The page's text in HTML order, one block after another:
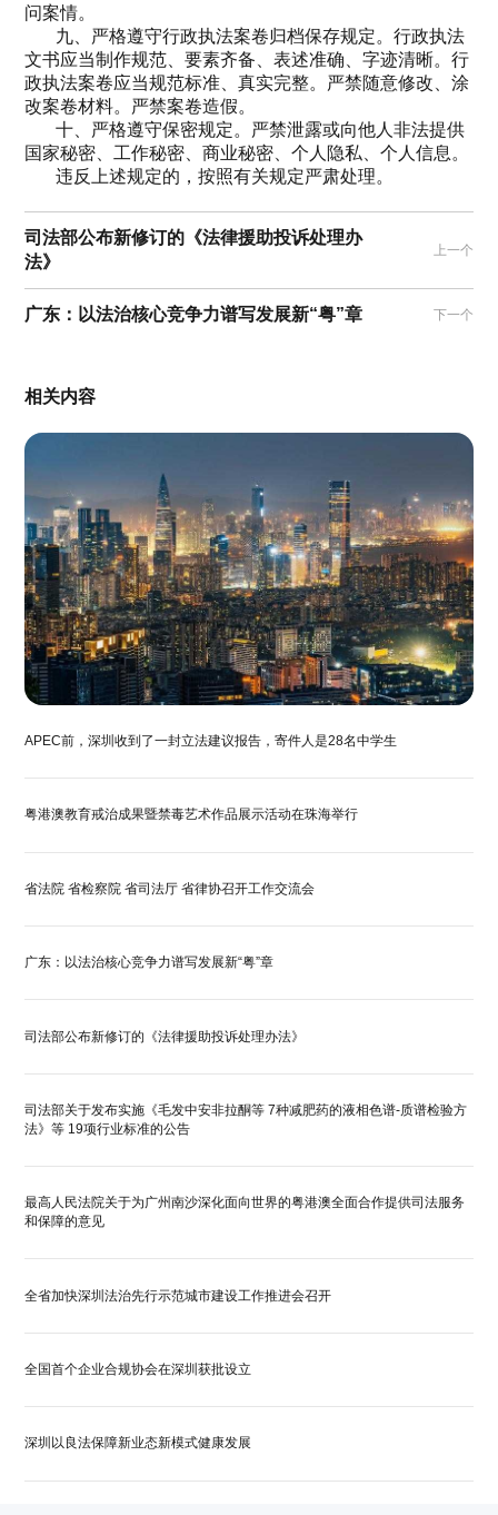
问案情。
九、严格遵守行政执法案卷归档保存规定。行政执法
文书应当制作规范、要素齐备、表述准确、字迹清晰。行
政执法案卷应当规范标准、真实完整。严禁随意修改、涂
改案卷材料。严禁案卷造假。
十、严格遵守保密规定。严禁泄露或向他人非法提供
国家秘密、工作秘密、商业秘密、个人隐私、个人信息。
违反上述规定的，按照有关规定严肃处理。
司法部公布新修订的《法律援助投诉处理办
法》
上一个
广东：以法治核心竞争力谱写发展新“粤”章 下一个
相关内容
APEC前，深圳收到了一封立法建议报告，寄件人是28名中学生
粤港澳教育戒治成果暨禁毒艺术作品展示活动在珠海举行
省法院 省检察院 省司法厅 省律协召开工作交流会
广东：以法治核心竞争力谱写发展新“粤”章
司法部公布新修订的《法律援助投诉处理办法》
司法部关于发布实施《毛发中安非拉酮等 7种减肥药的液相色谱-质谱检验方
法》等 19项行业标准的公告
最高人民法院关于为广州南沙深化面向世界的粤港澳全面合作提供司法服务
和保障的意见
全省加快深圳法治先行示范城市建设工作推进会召开
全国首个企业合规协会在深圳获批设立
深圳以良法保障新业态新模式健康发展